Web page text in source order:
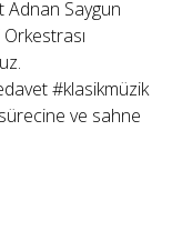
Saygun
#klasikmüzik
ve sahne